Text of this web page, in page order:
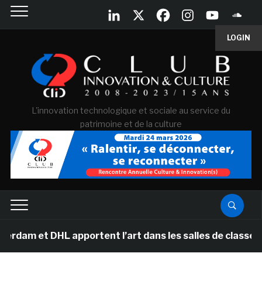
LOGIN
L'innovation technologique et sociale au service du
patrimoine et de la culture
DHL apportent l’art dans les salles de classe des